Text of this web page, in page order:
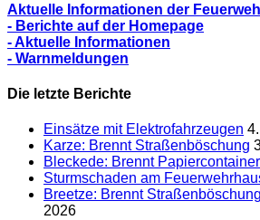
Aktuelle Informationen der
- Berichte auf der Homepage
- Aktuelle Informationen
- Warnmeldungen
Die letzte Berichte
Einsätze mit Elektrofahrzeugen
Karze: Brennt Straßenböschung
Bleckede: Brennt Papiercontainer
Sturmschaden am
Breetze: Brennt
2026